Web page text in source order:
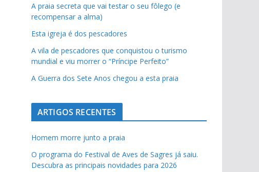
A praia secreta que vai testar o seu fôlego (e
recompensar a alma)
Esta igreja é dos pescadores
A vila de pescadores que conquistou o turismo
mundial e viu morrer o “Príncipe Perfeito”
A Guerra dos Sete Anos chegou a esta praia
ARTIGOS RECENTES
Homem morre junto a praia
O programa do Festival de Aves de Sagres já saiu.
Descubra as principais novidades para 2026